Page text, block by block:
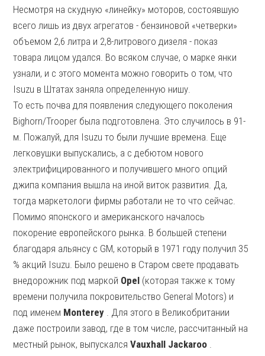
Несмотря на скудную «линейку» моторов, состоявшую
всего лишь из двух агрегатов - бензиновой «четверки»
объемом 2,6 литра и 2,8-литрового дизеля - показ
товара лицом удался. Во всяком случае, о марке янки
узнали, и с этого момента можно говорить о том, что
Isuzu в Штатах заняла определенную нишу.
То есть почва для появления следующего поколения
Bighorn/Trooper была подготовлена. Это случилось в 91-
м. Пожалуй, для Isuzu то были лучшие времена. Еще
легковушки выпускались, а с дебютом нового
электрифицированного и получившего много опций
джипа компания вышла на иной виток развития. Да,
тогда маркетологи фирмы работали не то что сейчас.
Помимо японского и американского началось
покорение европейского рынка. В большей степени
благодаря альянсу с GM, который в 1971 году получил 35
% акций Isuzu. Было решено в Старом свете продавать
внедорожник под маркой Opel (которая также к тому
времени получила покровительство General Motors) и
под именем Monterey . Для этого в Великобритании
даже построили завод, где в том числе, рассчитанный на
местный рынок, выпускалсяVauxhall Jackaroo .